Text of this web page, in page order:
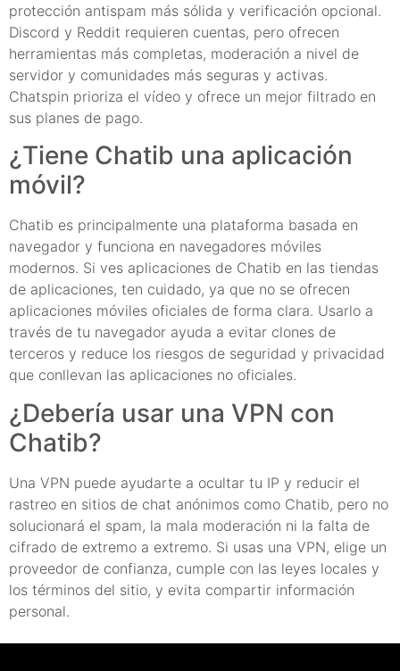
protección antispam más sólida y verificación opcional.
Discord y Reddit requieren cuentas, pero ofrecen
herramientas más completas, moderación a nivel de
servidor y comunidades más seguras y activas.
Chatspin prioriza el vídeo y ofrece un mejor filtrado en
sus planes de pago.
¿Tiene Chatib una aplicación
móvil?
Chatib es principalmente una plataforma basada en
navegador y funciona en navegadores móviles
modernos. Si ves aplicaciones de Chatib en las tiendas
de aplicaciones, ten cuidado, ya que no se ofrecen
aplicaciones móviles oficiales de forma clara. Usarlo a
través de tu navegador ayuda a evitar clones de
terceros y reduce los riesgos de seguridad y privacidad
que conllevan las aplicaciones no oficiales.
¿Debería usar una VPN con
Chatib?
Una VPN puede ayudarte a ocultar tu IP y reducir el
rastreo en sitios de chat anónimos como Chatib, pero no
solucionará el spam, la mala moderación ni la falta de
cifrado de extremo a extremo. Si usas una VPN, elige un
proveedor de confianza, cumple con las leyes locales y
los términos del sitio, y evita compartir información
personal.